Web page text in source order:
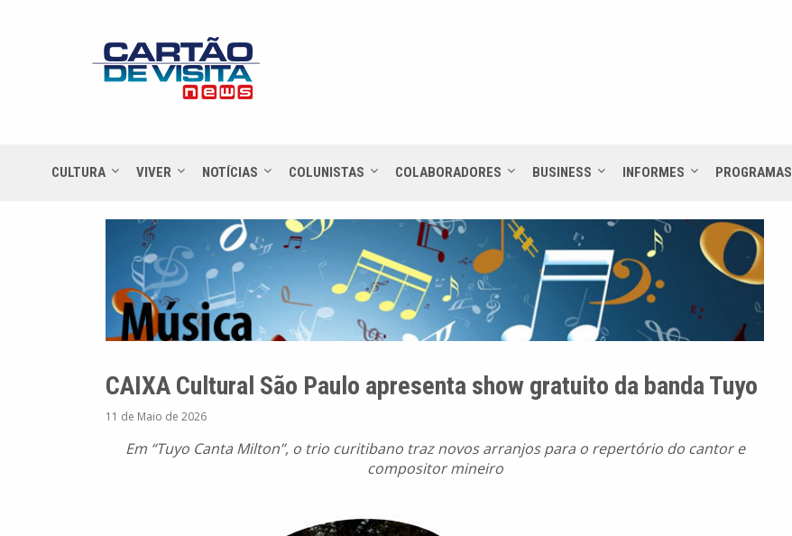
CULTURA VIVER NOTÍCIAS COLUNISTAS COLABORADORES BUSINESS INFORMES PROGRAMAS
CAIXA Cultural São Paulo apresenta show gratuito da banda Tuyo
11 de Maio de 2026
Em “Tuyo Canta Milton”, o trio curitibano traz novos arranjos para o repertório do cantor e
compositor mineiro